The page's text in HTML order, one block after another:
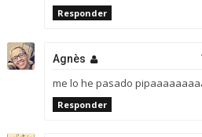
Responder
Agnès
me lo he pasado
Responder